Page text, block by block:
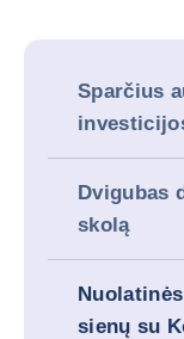
Sparčius
Dvigubas
skolą
sienų su